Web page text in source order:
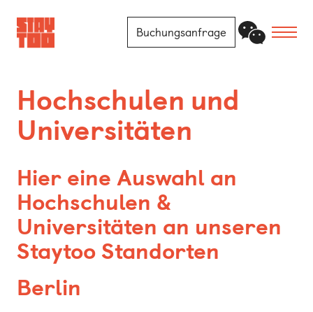
Buchungsanfrage
Apartments
Community
Journal
FAQ
Kontakt
Standorte
Hochschulen und
Universitäten
Hier eine Auswahl an
Hochschulen &
Universitäten an unseren
Staytoo Standorten
Berlin